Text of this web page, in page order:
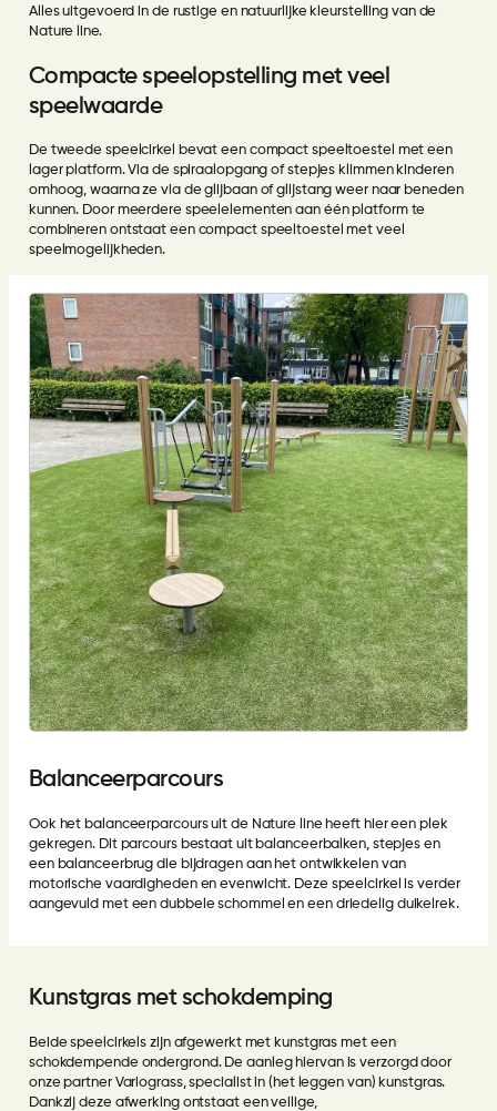
Alles uitgevoerd in de rustige en natuurlijke kleurstelling van de
Nature line.
Compacte speelopstelling met veel
speelwaarde
De tweede speelcirkel bevat een compact speeltoestel met een
lager platform. Via de spiraalopgang of stepjes klimmen kinderen
omhoog, waarna ze via de glijbaan of glijstang weer naar beneden
kunnen. Door meerdere speelelementen aan één platform te
combineren ontstaat een compact speeltoestel met veel
speelmogelijkheden.
Balanceerparcours
Ook het balanceerparcours uit de Nature line heeft hier een plek
gekregen. Dit parcours bestaat uit balanceerbalken, stepjes en
een balanceerbrug die bijdragen aan het ontwikkelen van
motorische vaardigheden en evenwicht. Deze speelcirkel is verder
aangevuld met een dubbele schommel en een driedelig duikelrek.
Kunstgras met schokdemping
Beide speelcirkels zijn afgewerkt met kunstgras met een
schokdempende ondergrond. De aanleg hiervan is verzorgd door
onze partner Variograss, specialist in (het leggen van) kunstgras.
Dankzij deze afwerking ontstaat een veilige,